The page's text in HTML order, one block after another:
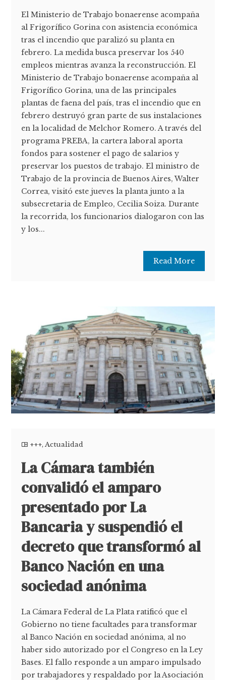
El Ministerio de Trabajo bonaerense acompaña
al Frigorífico Gorina con asistencia económica
tras el incendio que paralizó su planta en
febrero. La medida busca preservar los 540
empleos mientras avanza la reconstrucción. El
Ministerio de Trabajo bonaerense acompaña al
Frigorífico Gorina, una de las principales
plantas de faena del país, tras el incendio que en
febrero destruyó gran parte de sus instalaciones
en la localidad de Melchor Romero. A través del
programa PREBA, la cartera laboral aporta
fondos para sostener el pago de salarios y
preservar los puestos de trabajo. El ministro de
Trabajo de la provincia de Buenos Aires, Walter
Correa, visitó este jueves la planta junto a la
subsecretaria de Empleo, Cecilia Soiza. Durante
la recorrida, los funcionarios dialogaron con las
y los...
Read More
+++,Actualidad
La Cámara también
convalidó el amparo
presentado por La
Bancaria y suspendió el
decreto que transformó al
Banco Nación en una
sociedad anónima
La Cámara Federal de La Plata ratificó que el
Gobierno no tiene facultades para transformar
al Banco Nación en sociedad anónima, al no
haber sido autorizado por el Congreso en la Ley
Bases. El fallo responde a un amparo impulsado
por trabajadores y respaldado por la Asociación